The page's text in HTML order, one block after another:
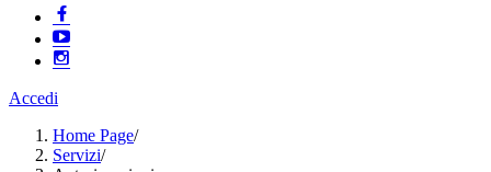
Accedi
Home Page/
Servizi/